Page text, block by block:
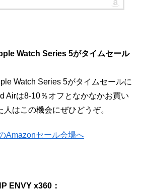
Watch Series 5がタイムセール
Watch Series 5がタイムセールに
Airは8-10％オフとなかなかお買い
はこの機会にぜひどうぞ。
Amazonセール会場へ
ENVY x360：